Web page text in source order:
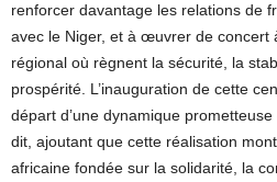
renforcer davantage les relations de
avec le Niger, et à œuvrer de concert
régional où règnent la sécurité, la
prospérité. L’inauguration de cette
départ d’une dynamique
dit, ajoutant que cette réalisation
africaine fondée sur la solidarité, la